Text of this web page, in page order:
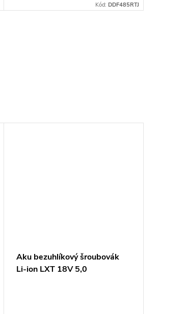
Kód: DDF485RTJ
Aku bezuhlíkový šroubovák
Li-ion LXT 18V 5,0